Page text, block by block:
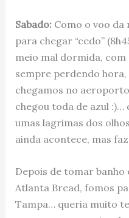
Sabado: Como o voo da
para chegar “cedo”
meio mal dormida,
sempre perdendo
chegamos no
chegou toda de azul :)…
umas lagrimas dos
ainda acontece, mas
Depois de tomar
Atlanta Bread, fomos
Tampa… queria muito